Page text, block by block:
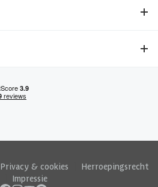
Privacy & cookies
Herroepingsrecht
Impressie